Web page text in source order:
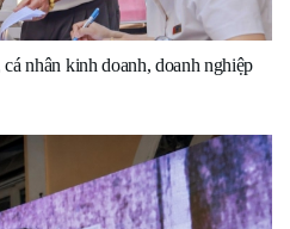
nhân kinh doanh, doanh nghiệp